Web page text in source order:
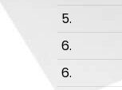
5.
6.
6.